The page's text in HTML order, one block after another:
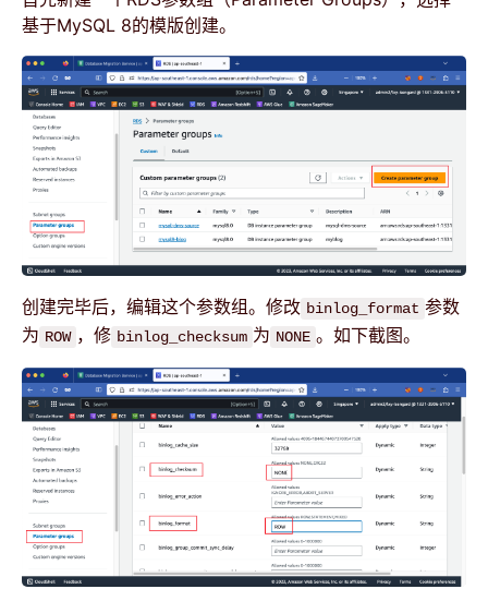
基于MySQL 8的模版创建。
创建完毕后，编辑这个参数组。修改 binlog_format 参数
为 ROW ，修 binlog_checksum 为 NONE 。如下截图。